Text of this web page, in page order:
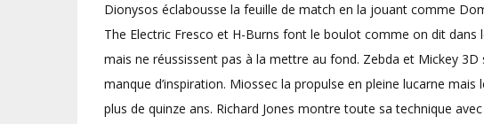
Dionysos éclabousse la feuille de match en la jouant comme
The Electric Fresco et H-Burns font le boulot comme on dit dans
mais ne réussissent pas à la mettre au fond. Zebda et Mickey 3D
manque d’inspiration. Miossec la propulse en pleine lucarne
plus de quinze ans. Richard Jones montre toute sa technique